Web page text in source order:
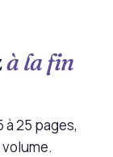
à la fin
à 25 pages,